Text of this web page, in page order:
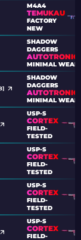
M4A4
TEMUKAU
FACTORY
NEW
SHADOW
DAGGERS
AUTOTRONIC
MINIMAL WEAR
SHADOW
DAGGERS
AUTOTRONIC
MINIMAL WEAR
USP-S
CORTEX
FIELD-
TESTED
USP-S
CORTEX
FIELD-
TESTED
USP-S
CORTEX
FIELD-
TESTED
USP-S
CORTEX
FIELD-